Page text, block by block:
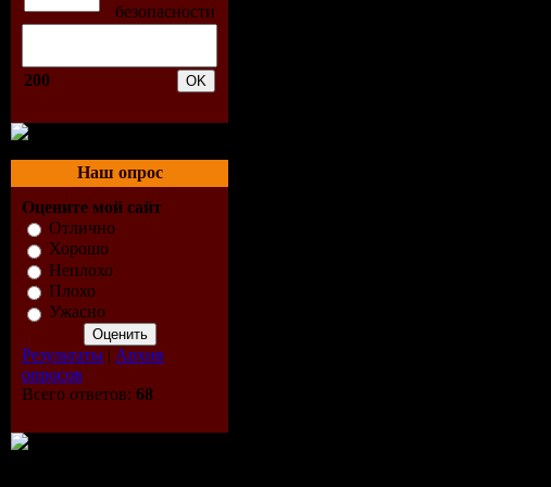
200
Наш опрос
Оцените мой сайт
Отлично
Хорошо
Неплохо
Плохо
Ужасно
Результаты | Архив
опросов
Всего ответов: 68